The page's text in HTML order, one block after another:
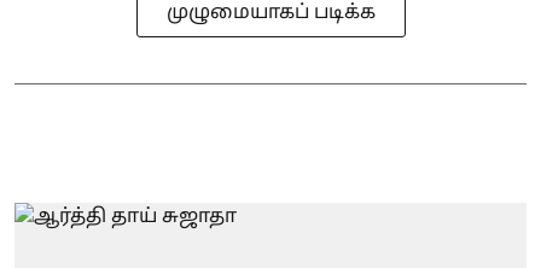
முழுமையாகப் படிக்க